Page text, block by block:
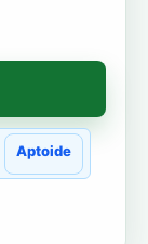
Aptoide